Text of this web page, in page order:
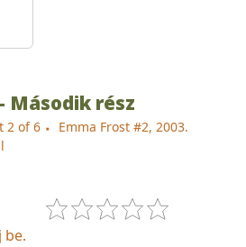
Második rész
2 of 6
Emma Frost #2, 2003.
be.